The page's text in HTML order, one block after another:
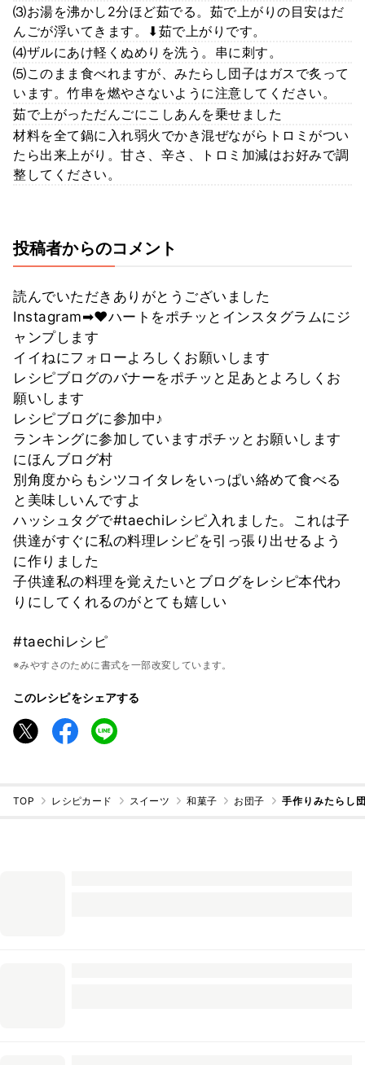
⑶お湯を沸かし2分ほど茹でる。茹で上がりの目安はだ
んごが浮いてきます。⬇︎茹で上がりです。
⑷ザルにあけ軽くぬめりを洗う。串に刺す。
⑸このまま食べれますが、みたらし団子はガスで炙って
います。竹串を燃やさないように注意してください。
茹で上がっただんごにこしあんを乗せました
材料を全て鍋に入れ弱火でかき混ぜながらトロミがつい
たら出来上がり。甘さ、辛さ、トロミ加減はお好みで調
整してください。
投稿者からのコメント
読んでいただきありがとうございました
Instagram➡︎❤️ハートをポチッとインスタグラムにジ
ャンプします
イイねにフォローよろしくお願いします
レシピブログのバナーをポチッと足あとよろしくお
願いします
レシピブログに参加中♪
ランキングに参加していますポチッとお願いします
にほんブログ村
別角度からもシツコイタレをいっぱい絡めて食べる
と美味しいんですよ
ハッシュタグで#taechiレシピ入れました。これは子
供達がすぐに私の料理レシピを引っ張り出せるよう
に作りました
子供達私の料理を覚えたいとブログをレシピ本代わ
りにしてくれるのがとても嬉しい
#taechiレシピ
※みやすさのために書式を一部改変しています。
このレシピをシェアする
TOP レシピカード スイーツ 和菓子 お団子 手作りみたらし